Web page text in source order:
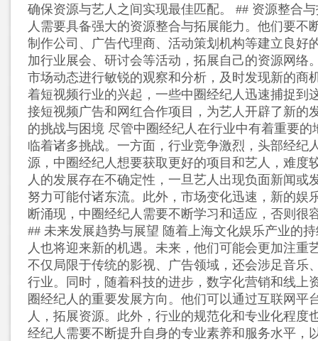
确保资源与艺人之间实现最佳匹配。 ## 资源整合
人需要具备强大的资源整合与拓展能力。他们要不
制作公司、广告代理商、活动策划机构等建立良好
加行业展会、研讨会等活动，拓展自己的资源网络
市场动态进行敏锐的观察和分析，及时发现新的商
着短视频行业的兴起，一些中圈经纪人迅速捕捉到
接短视频广告和网红合作项目，为艺人开辟了新的
的挑战与困境 尽管中圈经纪人在行业中有着重要的
临着诸多挑战。一方面，行业竞争激烈，头部经纪
源，中圈经纪人想要获取更好的项目和艺人，难度
人的发展存在不确定性，一旦艺人出现负面新闻或
努力可能付诸东流。此外，市场变化迅速，新的娱
断涌现，中圈经纪人需要不断学习和适应，否则很
## 未来发展趋势与展望 随着上海文化娱乐产业的
人也将迎来新的机遇。未来，他们可能会更加注重
不仅局限于传统的影视、广告领域，还会涉足音乐
行业。同时，随着科技的进步，数字化营销和线上
圈经纪人的重要发展方向。他们可以通过互联网平
人，拓展资源。此外，行业的规范化和专业化程度
经纪人需要不断提升自身的专业素养和服务水平，